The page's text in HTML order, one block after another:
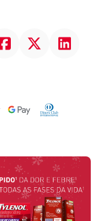
Linkedin
Google PayDiners Club